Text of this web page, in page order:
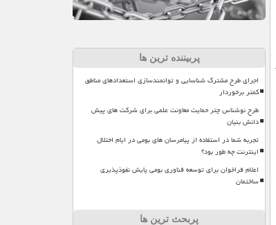
پربیننده ترین ها
اجرای طرح مشترک شناسایی و توانمندسازی استعدادهای مناطق
کمتر برخوردار
طرح نوشناس چتر حمایت معاونت علمی برای شرکت های پیش
دانش بنیان
تجربه شما در استفاده از پیامرسان های بومی در ایام اختلال
اینترنت چه طور بود؟
اعلام فراخوان برای توسعه فناوری بومی پایش نفوذپذیری
ساختمان
پربحث ترین ها